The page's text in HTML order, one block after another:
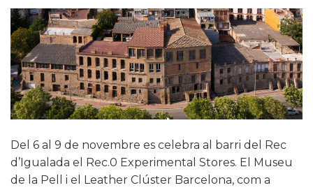
Del 6 al 9 de novembre es celebra al barri del Rec
d’Igualada el Rec.0 Experimental Stores. El Museu
de la Pell i el Leather Clúster Barcelona, com a